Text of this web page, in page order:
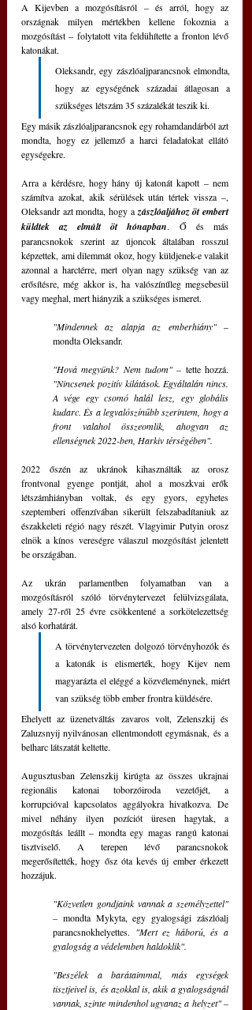
A Kijevben a mozgósításról – és arról, hogy az
országnak milyen mértékben kellene fokoznia a
mozgósítást – folytatott vita feldühítette a fronton lévő
katonákat.
Oleksandr, egy zászlóaljparancsnok elmondta,
hogy az egységének századai átlagosan a
szükséges létszám 35 százalékát teszik ki.
Egy másik zászlóaljparancsnok egy rohamdandárból azt
mondta, hogy ez jellemző a harci feladatokat ellátó
egységekre.
Arra a kérdésre, hogy hány új katonát kapott – nem
számítva azokat, akik sérülések után tértek vissza –,
Oleksandr azt mondta, hogy a zászlóaljához öt embert
küldtek az elmúlt öt hónapban. Ő és más
parancsnokok szerint az újoncok általában rosszul
képzettek, ami dilemmát okoz, hogy küldjenek-e valakit
azonnal a harctérre, mert olyan nagy szükség van az
erősítésre, még akkor is, ha valószínűleg megsebesül
vagy meghal, mert hiányzik a szükséges ismeret.
"Mindennek az alapja az emberhiány" –
mondta Oleksandr.
"Hová megyünk? Nem tudom" – tette hozzá.
"Nincsenek pozitív kilátások. Egyáltalán nincs.
A vége egy csomó halál lesz, egy globális
kudarc. És a legvalószínűbb szerintem, hogy a
front valahol összeomlik, ahogyan az
ellenségnek 2022-ben, Harkiv térségében".
2022 őszén az ukránok kihasználták az orosz
frontvonal gyenge pontját, ahol a moszkvai erők
létszámhiányban voltak, és egy gyors, egyhetes
szeptemberi offenzívában sikerült felszabadítaniuk az
északkeleti régió nagy részét. Vlagyimir Putyin orosz
elnök a kínos vereségre válaszul mozgósítást jelentett
be országában.
Az ukrán parlamentben folyamatban van a
mozgósításról szóló törvénytervezet felülvizsgálata,
amely 27-ről 25 évre csökkentené a sorkötelezettség
alsó korhatárát.
A törvénytervezeten dolgozó törvényhozók és
a katonák is elismerték, hogy Kijev nem
magyarázta el eléggé a közvéleménynek, miért
van szükség több ember frontra küldésére.
Ehelyett az üzenetváltás zavaros volt, Zelenszkij és
Zaluzsnyij nyilvánosan ellentmondott egymásnak, és a
belharc látszatát keltette.
Augusztusban Zelenszkij kirúgta az összes ukrajnai
regionális katonai toborzóiroda vezetőjét, a
korrupcióval kapcsolatos aggályokra hivatkozva. De
mivel néhány ilyen pozíciót üresen hagytak, a
mozgósítás leállt – mondta egy magas rangú katonai
tisztviselő. A terepen lévő parancsnokok
megerősítették, hogy ősz óta kevés új ember érkezett
hozzájuk.
"Közvetlen gondjaink vannak a személyzettel"
– mondta Mykyta, egy gyalogsági zászlóalj
parancsnokhelyettes. "Mert ez háború, és a
gyalogság a védelemben haldoklik".
"Beszélek a barátaimmal, más egységek
tisztjeivel is, és azokkal is, akik a gyalogságnál